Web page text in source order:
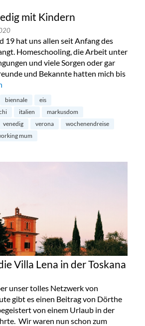
mit Kindern
19 hat uns allen seit Anfang des
Homeschooling, die Arbeit unter
und viele Sorgen oder gar
und Bekannte hatten mich bis
mit Kindern“
biennale
eis
italien
markusdom
venedig verona
wochenendreise
mum
Villa Lena in der Toskana
unser tolles Netzwerk von
gibt es einen Beitrag von Dörthe
von einem Urlaub in der
Wir waren nun schon zum